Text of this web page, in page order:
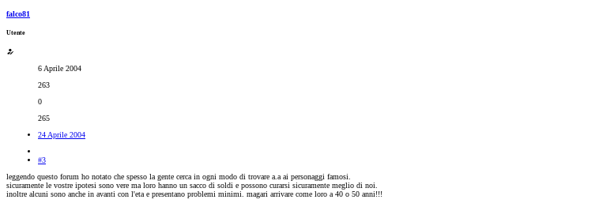
falco81
Utente
6 Aprile 2004
263
0
265
24 Aprile 2004
#3
leggendo questo forum ho notato che spesso la gente cerca in ogni modo di trovare a.a ai personaggi famosi.
sicuramente le vostre ipotesi sono vere ma loro hanno un sacco di soldi e possono curarsi sicuramente meglio di noi.
inoltre alcuni sono anche in avanti con l'eta e presentano problemi minimi. magari arrivare come loro a 40 o 50 anni!!!